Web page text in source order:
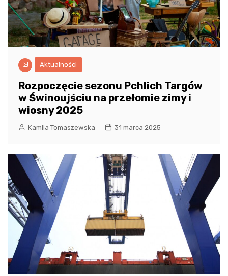
Aktualności
Rozpoczęcie sezonu Pchlich Targów
w Świnoujściu na przełomie zimy i
wiosny 2025
Kamila Tomaszewska 31 marca 2025